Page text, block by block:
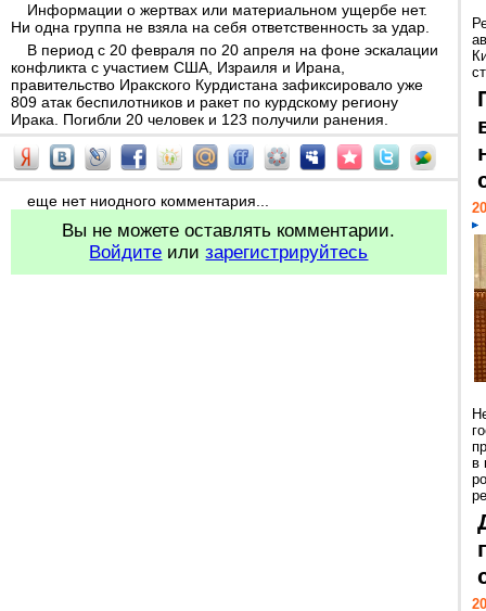
Информации о жертвах или материальном ущербе нет.
Ни одна группа не взяла на себя ответственность за удар.
В период с 20 февраля по 20 апреля на фоне эскалации
конфликта с участием США, Израиля и Ирана,
правительство Иракского Курдистана зафиксировало уже
809 атак беспилотников и ракет по курдскому региону
Ирака. Погибли 20 человек и 123 получили ранения.
еще нет ниодного комментария...
Вы не можете оставлять комментарии.
Войдите илизарегистрируйтесь
в